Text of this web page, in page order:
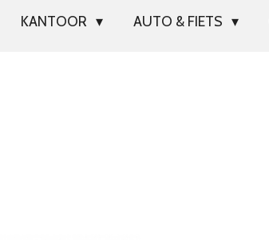
KANTOOR AUTO & FIETS